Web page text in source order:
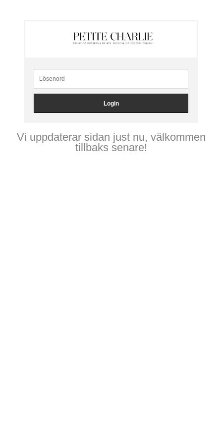
Vi uppdaterar sidan just nu, välkommen
tillbaks senare!